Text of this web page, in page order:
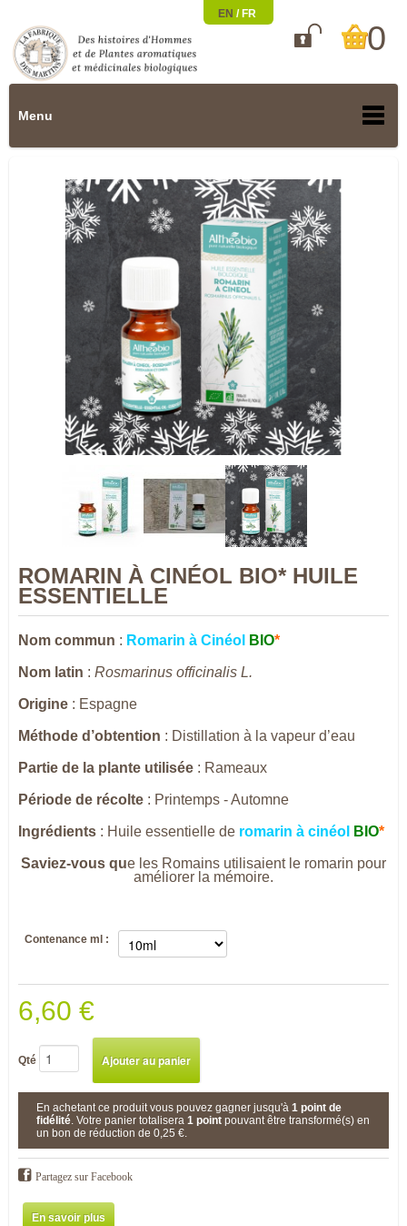
EN / FR
0
Menu
ROMARIN À CINÉOL BIO* HUILE
ESSENTIELLE
Nom commun : Romarin à Cinéol BIO*
Nom latin : Rosmarinus officinalis L.
Origine : Espagne
Méthode d’obtention : Distillation à la vapeur d’eau
Partie de la plante utilisée : Rameaux
Période de récolte : Printemps - Automne
Ingrédients : Huile essentielle de romarin à cinéol BIO*
Saviez-vous que les Romains utilisaient le romarin pour
améliorer la mémoire.
Contenance ml :
6,60 €
Qté
En achetant ce produit vous pouvez gagner jusqu'à 1 point de
fidélité. Votre panier totalisera 1 point pouvant être transformé(s) en
un bon de réduction de 0,25 €.
Partagez sur Facebook
En savoir plus